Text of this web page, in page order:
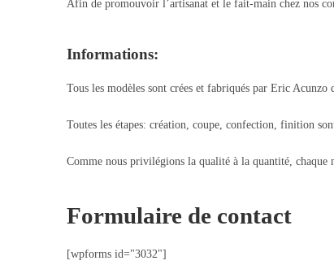
Afin de promouvoir l’artisanat et le fait-main chez nos
Informations:
Tous les modèles sont crées et fabriqués par Eric
Toutes les étapes: création, coupe, confection, finition
Comme nous privilégions la qualité à la quantité, chaque
Formulaire de contact
[wpforms id="3032"]